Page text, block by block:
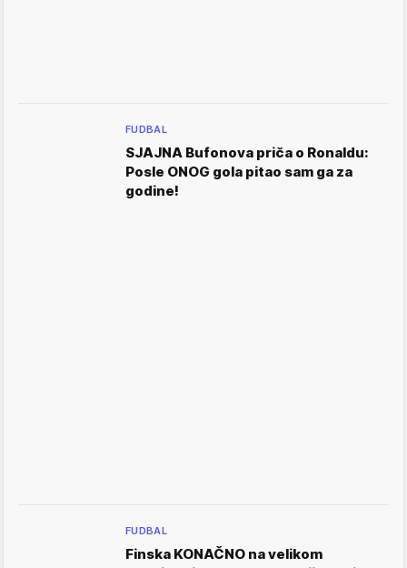
FUDBAL
SJAJNA Bufonova priča o Ronaldu:
Posle ONOG gola pitao sam ga za
godine!
FUDBAL
Finska KONAČNO na velikom